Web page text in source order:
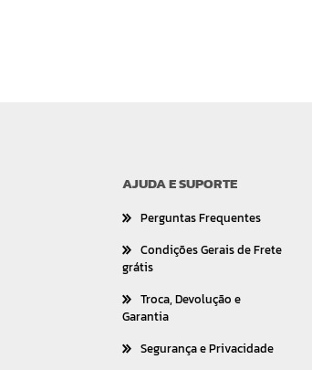
AJUDA E SUPORTE
Perguntas Frequentes
Condições Gerais de Frete
grátis
Troca, Devolução e
Garantia
Segurança e Privacidade